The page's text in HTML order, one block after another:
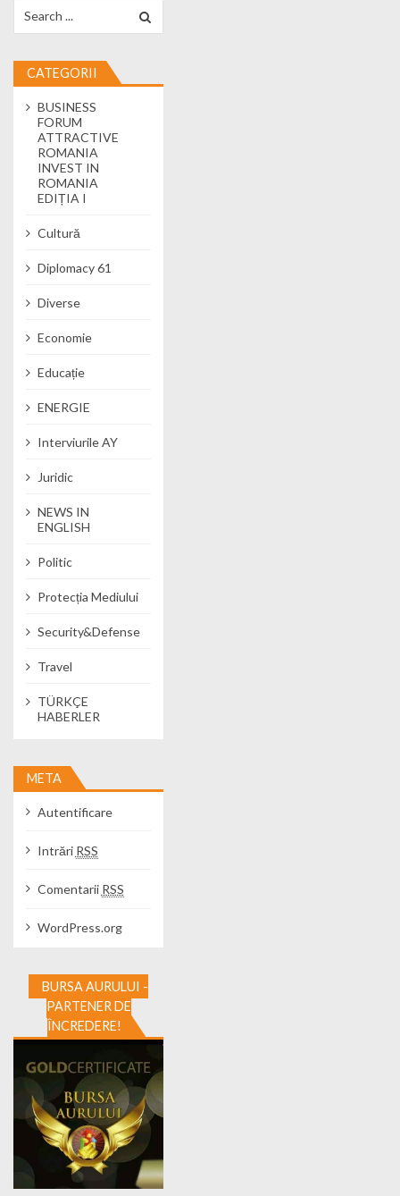
CATEGORII
BUSINESS
FORUM
ATTRACTIVE
ROMANIA
INVEST IN
ROMANIA
EDIȚIA I
Cultură
Diplomacy 61
Diverse
Economie
Educație
ENERGIE
Interviurile AY
Juridic
NEWS IN
ENGLISH
Politic
Protecția Mediului
Security&Defense
Travel
TÜRKÇE
HABERLER
META
Autentificare
Intrări RSS
Comentarii RSS
WordPress.org
BURSA AURULUI -
PARTENER DE
ÎNCREDERE!